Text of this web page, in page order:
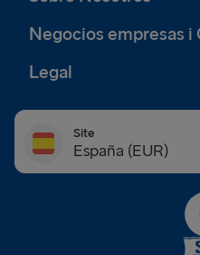
Negocios empresas i
Legal
Site
España (EUR)